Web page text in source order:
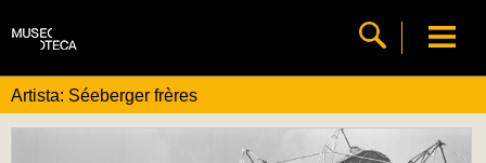
Artista: Séeberger frères